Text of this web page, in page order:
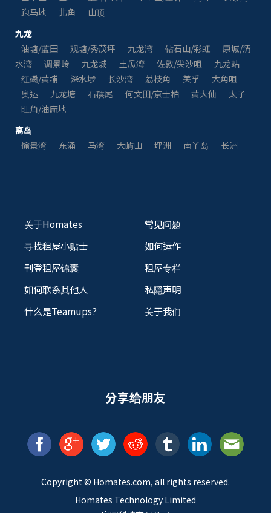
跑马地
北角
山顶
九龙
油塘/蓝田
观塘/秀茂坪 九龙湾 钻石山/彩虹
康城/清
水湾
调景岭 九龙城 土瓜湾 佐敦/尖沙咀
九龙站
红磡/黄埔
深水埗 长沙湾 荔枝角 美孚
大角咀
奥运
九龙塘 石硖尾 何文田/京士柏 黄大仙
太子
旺角/油麻地
离岛
愉景湾
东涌 马湾 大屿山 坪洲 南丫岛 长洲
关于Homates
寻找租屋小贴士
刊登租屋锦囊
如何联系其他人
什么是Teamups?
常见问题
如何运作
租屋专栏
私隠声明
关于我们
分享给朋友
Copyright © Homates.com, all rights reserved.
Homates Technology Limited